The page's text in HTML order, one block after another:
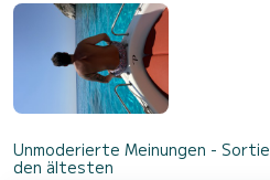
Unmoderierte Meinungen -
den ältesten